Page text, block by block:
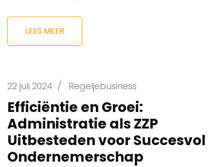
LEES MEER
22 juli 2024 / Regeljebusiness
Efficiëntie en Groei:
Administratie als ZZP
Uitbesteden voor Succesvol
Ondernemerschap